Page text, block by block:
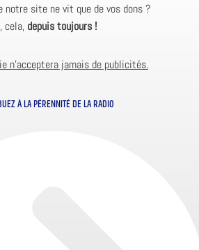
notre site ne vit que de vos dons ?
cela, depuis toujours !
n’acceptera jamais de publicités.
À LA PÉRENNITÉ DE LA RADIO